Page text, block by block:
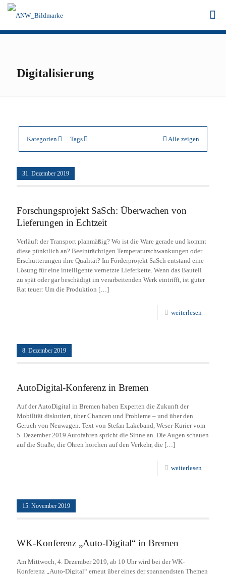
Digitalisierung
Kategorien Tags Alle zeigen
31. Dezember 2019
Forschungsprojekt SaSch: Überwachen von
Lieferungen in Echtzeit
Verläuft der Transport planmäßig? Wo ist die Ware gerade und kommt
diese pünktlich an? Beeinträchtigen Temperaturschwankungen oder
Erschütterungen ihre Qualität? Im Förderprojekt SaSch entstand eine
Lösung für eine intelligente vernetzte Lieferkette. Wenn das Bauteil
zu spät oder gar beschädigt im verarbeitenden Werk eintrifft, ist guter
Rat teuer: Um die Produktion […]
weiterlesen
8. Dezember 2019
AutoDigital-Konferenz in Bremen
Auf der AutoDigital in Bremen haben Experten die Zukunft der
Mobilität diskutiert, über Chancen und Probleme – und über den
Geruch von Neuwagen. Text von Stefan Lakeband, Weser-Kurier vom
5. Dezember 2019 Autofahren spricht die Sinne an. Die Augen schauen
auf die Straße, die Ohren horchen auf den Verkehr, die […]
weiterlesen
15. November 2019
WK-Konferenz „Auto-Digital“ in Bremen
Am Mittwoch, 4. Dezember 2019, ab 10 Uhr wird bei der WK-
Konferenz „Auto-Digital“ erneut über eines der spannendsten Themen